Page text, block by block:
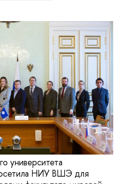
университета
НИУ ВШЭ для